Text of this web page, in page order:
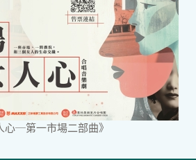
心─第一市場二部曲》